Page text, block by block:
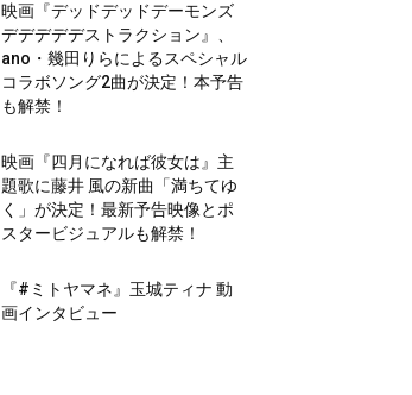
映画『デッドデッドデーモンズ
デデデデデストラクション』、
ano・幾田りらによるスペシャル
コラボソング2曲が決定！本予告
も解禁！
映画『四月になれば彼女は』主
題歌に藤井 風の新曲「満ちてゆ
く」が決定！最新予告映像とポ
スタービジュアルも解禁！
『#ミトヤマネ』玉城ティナ 動
画インタビュー